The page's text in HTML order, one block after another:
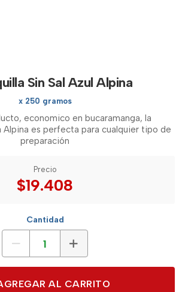
Sin Sal Azul Alpina
x 250 gramos
economico en bucaramanga, la
Alpina es perfecta para cualquier tipo de
preparación
Precio
$19.408
Cantidad
AL CARRITO